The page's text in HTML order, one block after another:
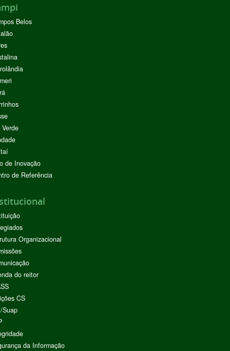
Belos
de Inovação
de Referência
Organizacional
do reitor
CS
Suap
da Informação